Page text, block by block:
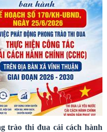
trào thi đua cải cách hành